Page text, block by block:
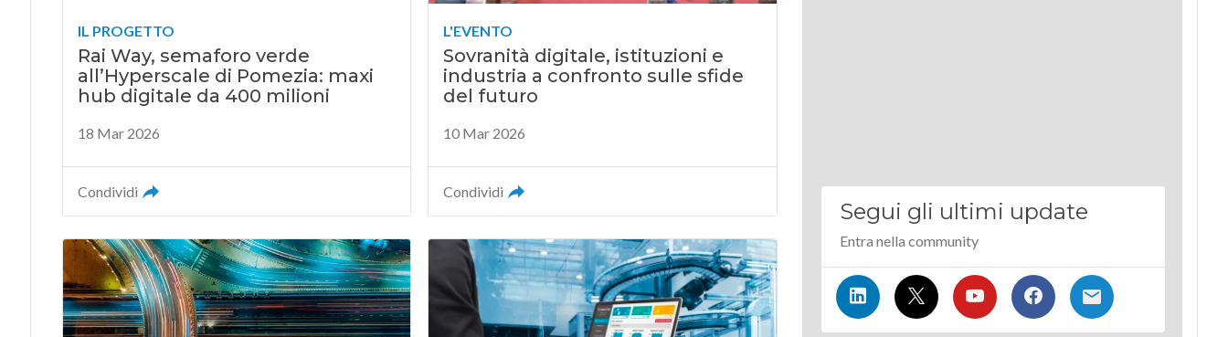
IL PROGETTO
Rai Way, semaforo verde
all’Hyperscale di Pomezia: maxi
hub digitale da 400 milioni
18 Mar 2026
Condividi
L'EVENTO
Sovranità digitale, istituzioni e
industria a confronto sulle sfide
del futuro
10 Mar 2026
Condividi
Segui gli ultimi update
Entra nella community